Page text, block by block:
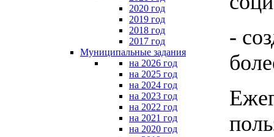
2020 год
2019 год
2018 год
2017 год
Муниципальные задания
на 2026 год
на 2025 год
на 2024 год
на 2023 год
на 2022 год
на 2021 год
на 2020 год
-